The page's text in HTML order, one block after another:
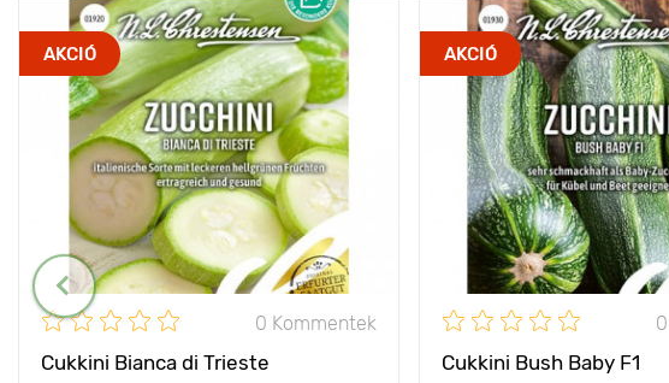
AKCIÓ
0 Kommentek
Cukkini Bianca di Trieste
AKCIÓ
Cukkini Bush Baby F1